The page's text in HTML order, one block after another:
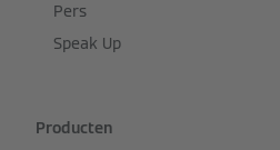
Pers
Speak Up
Producten